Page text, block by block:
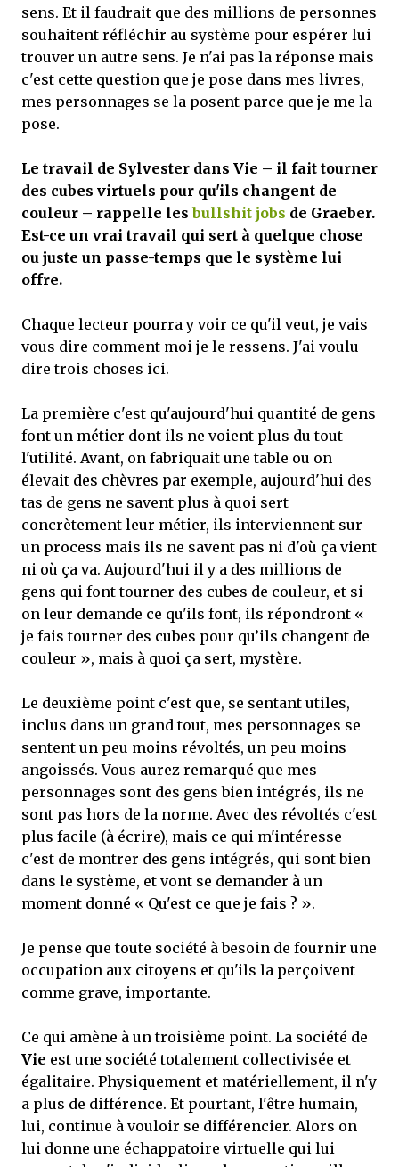
sens. Et il faudrait que des millions de personnes
souhaitent réfléchir au système pour espérer lui
trouver un autre sens. Je n'ai pas la réponse mais
c'est cette question que je pose dans mes livres,
mes personnages se la posent parce que je me la
pose.
Le travail de Sylvester dans Vie – il fait tourner
des cubes virtuels pour qu'ils changent de
couleur – rappelle lesbullshit jobs de Graeber.
Est-ce un vrai travail qui sert à quelque chose
ou juste un passe-temps que le système lui
offre.
Chaque lecteur pourra y voir ce qu'il veut, je vais
vous dire comment moi je le ressens. J'ai voulu
dire trois choses ici.
La première c'est qu'aujourd'hui quantité de gens
font un métier dont ils ne voient plus du tout
l'utilité. Avant, on fabriquait une table ou on
élevait des chèvres par exemple, aujourd'hui des
tas de gens ne savent plus à quoi sert
concrètement leur métier, ils interviennent sur
un process mais ils ne savent pas ni d'où ça vient
ni où ça va. Aujourd'hui il y a des millions de
gens qui font tourner des cubes de couleur, et si
on leur demande ce qu'ils font, ils répondront «
je fais tourner des cubes pour qu’ils changent de
couleur », mais à quoi ça sert, mystère.
Le deuxième point c'est que, se sentant utiles,
inclus dans un grand tout, mes personnages se
sentent un peu moins révoltés, un peu moins
angoissés. Vous aurez remarqué que mes
personnages sont des gens bien intégrés, ils ne
sont pas hors de la norme. Avec des révoltés c'est
plus facile (à écrire), mais ce qui m'intéresse
c'est de montrer des gens intégrés, qui sont bien
dans le système, et vont se demander à un
moment donné « Qu'est ce que je fais ? ».
Je pense que toute société à besoin de fournir une
occupation aux citoyens et qu'ils la perçoivent
comme grave, importante.
Ce qui amène à un troisième point. La société de
Vie est une société totalement collectivisée et
égalitaire. Physiquement et matériellement, il n'y
a plus de différence. Et pourtant, l'être humain,
lui, continue à vouloir se différencier. Alors on
lui donne une échappatoire virtuelle qui lui